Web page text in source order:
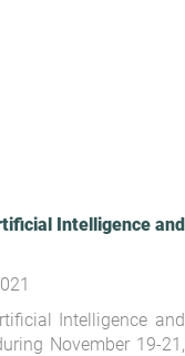
Intelligence and
Intelligence and
November 19-21,